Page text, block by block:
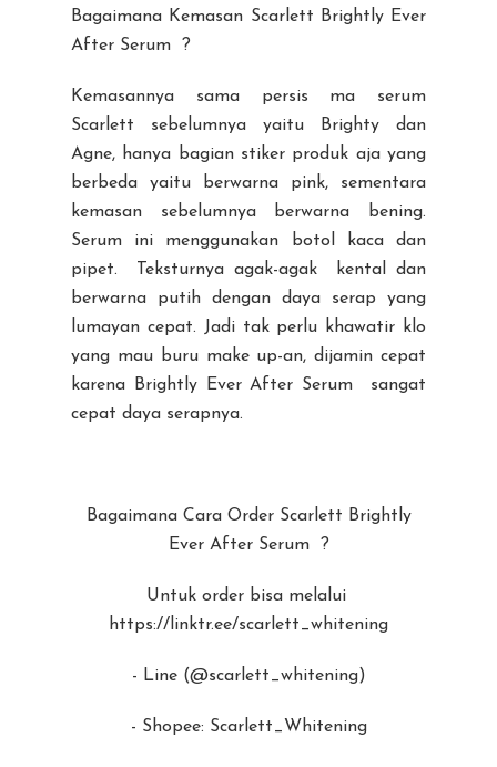
Bagaimana Kemasan Scarlett Brightly Ever
After Serum ?
Kemasannya sama persis ma serum
Scarlett sebelumnya yaitu Brighty dan
Agne, hanya bagian stiker produk aja yang
berbeda yaitu berwarna pink, sementara
kemasan sebelumnya berwarna bening.
Serum ini menggunakan botol kaca dan
pipet. Teksturnya agak-agak kental dan
berwarna putih dengan daya serap yang
lumayan cepat. Jadi tak perlu khawatir klo
yang mau buru make up-an, dijamin cepat
karena Brightly Ever After Serum sangat
cepat daya serapnya.
Bagaimana Cara Order Scarlett Brightly
Ever After Serum ?
Untuk order bisa melalui
https://linktr.ee/scarlett_whitening
- Line (@scarlett_whitening)
- Shopee: Scarlett_Whitening